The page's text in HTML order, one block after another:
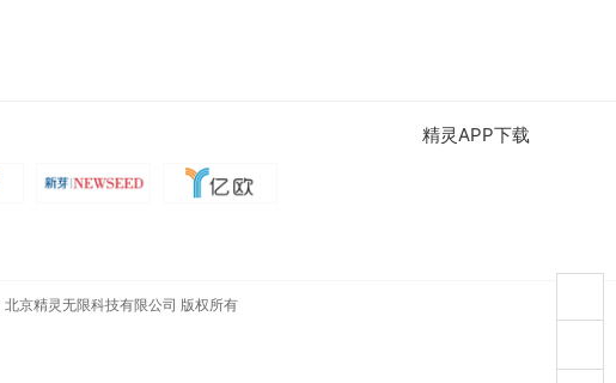
精灵APP下载
北京精灵无限科技有限公司 版权所有